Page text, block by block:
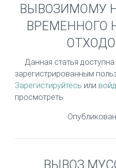
ВЫВОЗИМОМУ
ВРЕМЕННОГО
Данная статья доступна
зарегистрированным
Зарегистируйтесь или
просмотреть.
ВЫВОЗ